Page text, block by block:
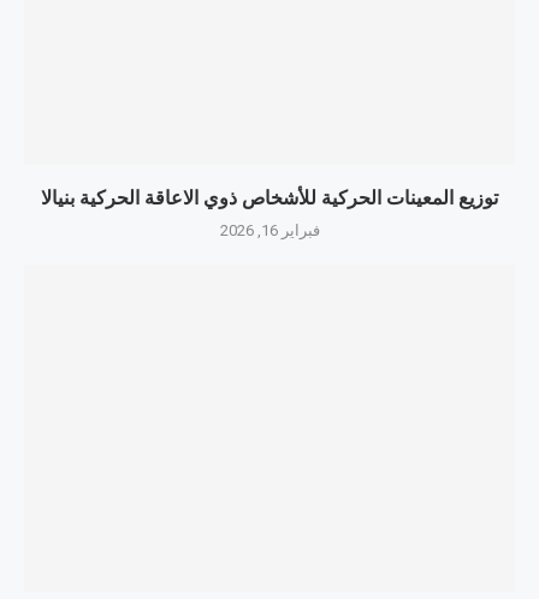
توزيع المعينات الحركية للأشخاص ذوي الاعاقة الحركية بنيالا
فبراير 16, 2026